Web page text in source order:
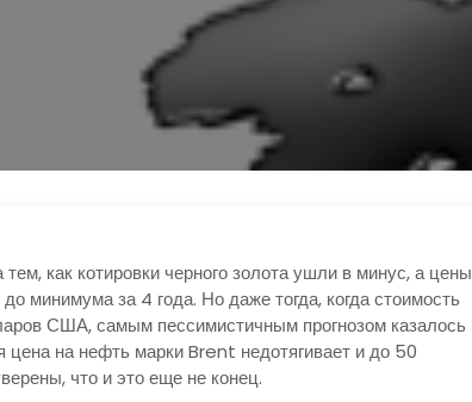
как котировки черного золота ушли в минус, а цены
минимума за 4 года. Но даже тогда, когда стоимость
США, самым пессимистичным прогнозом казалось
цена на нефть марки Brent недотягивает и до 50
что и это еще не конец.